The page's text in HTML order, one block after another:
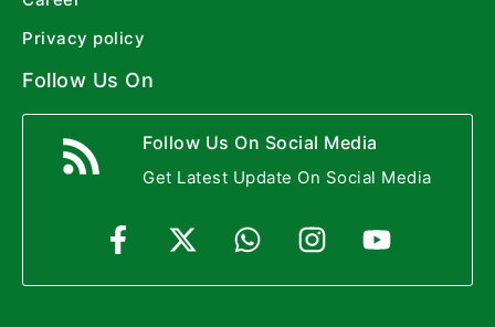
Privacy policy
Follow Us On
Follow Us On Social Media
Get Latest Update On Social Media